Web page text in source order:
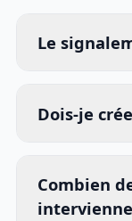
Le
Dois-je
Combien